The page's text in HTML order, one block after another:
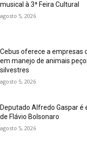
musical à 3ª Feira Cultural
agosto 5, 2026
Cebus oferece a empresas
em manejo de animais
silvestres
agosto 5, 2026
Deputado Alfredo Gaspar é
de Flávio Bolsonaro
agosto 5, 2026